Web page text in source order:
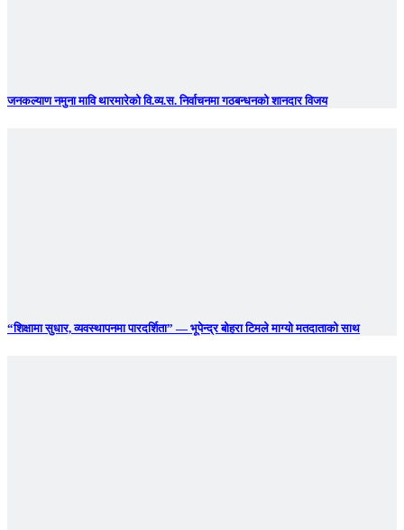
जनकल्याण नमुना मावि थारमारेको वि.व्य.स. निर्वाचनमा गठबन्धनको शानदार विजय
“शिक्षामा सुधार, व्यवस्थापनमा पारदर्शिता” — भूपेन्द्र बोहरा टिमले माग्यो मतदाताको साथ